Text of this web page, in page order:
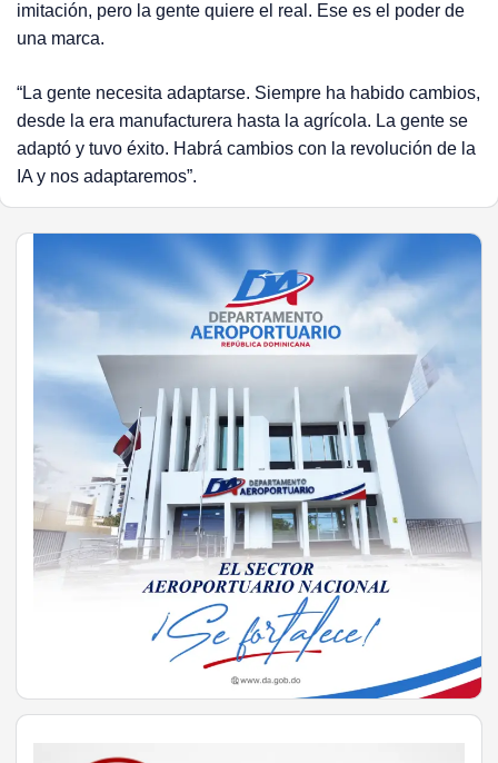
imitación, pero la gente quiere el real. Ese es el poder de
una marca.
“La gente necesita adaptarse. Siempre ha habido cambios,
desde la era manufacturera hasta la agrícola. La gente se
adaptó y tuvo éxito. Habrá cambios con la revolución de la
IA y nos adaptaremos”.